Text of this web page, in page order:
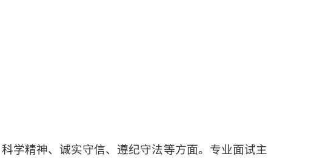
学精神、诚实守信、遵纪守法等方面。专业面试主